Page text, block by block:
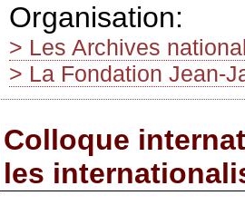
Organisation:
> Les Archives
> La Fondation Jean-
Colloque
les